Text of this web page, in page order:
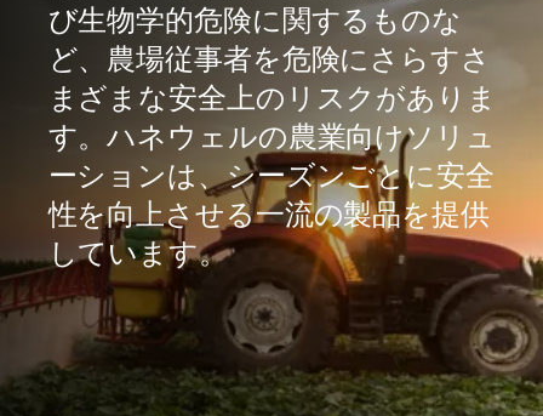
び生物学的危険に関するものな
ど、農場従事者を危険にさらすさ
まざまな安全上のリスクがありま
す。ハネウェルの農業向けソリュ
ーションは、シーズンごとに安全
性を向上させる一流の製品を提供
しています。